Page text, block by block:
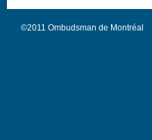
©2011 Ombudsman de Montréal